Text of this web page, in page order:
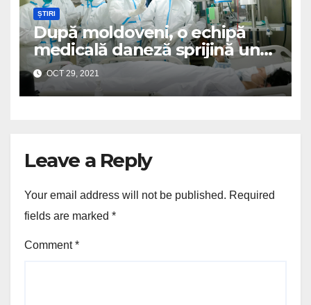
ȘTIRI
După moldoveni, o echipă
medicală daneză sprijină un
spital românesc
OCT 29, 2021
Leave a Reply
Your email address will not be published. Required
fields are marked *
Comment*